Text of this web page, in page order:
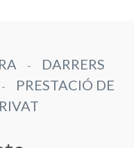
-
DARRERS
-
PRESTACIÓ DE